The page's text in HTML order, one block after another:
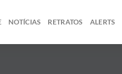
NOTÍCIAS RETRATOS ALERTS